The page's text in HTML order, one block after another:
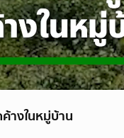
างในหมู่บ้าน